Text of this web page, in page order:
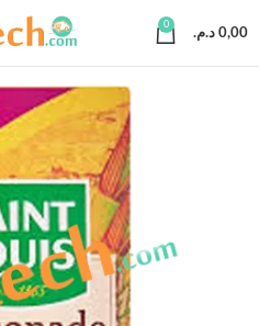
0
0,00 د.م.